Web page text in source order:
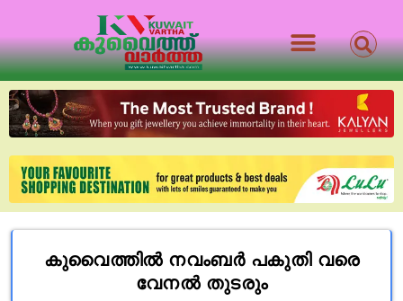
കുവൈത്തിൽ നവംബർ പകുതി വരെ
വേനൽ തുടരും